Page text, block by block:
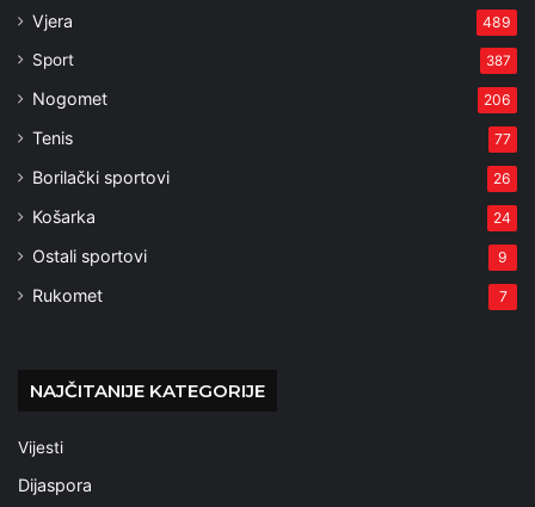
Vjera 489
Sport 387
Nogomet 206
Tenis 77
Borilački sportovi 26
Košarka 24
Ostali sportovi 9
Rukomet 7
NAJČITANIJE KATEGORIJE
Vijesti
Dijaspora